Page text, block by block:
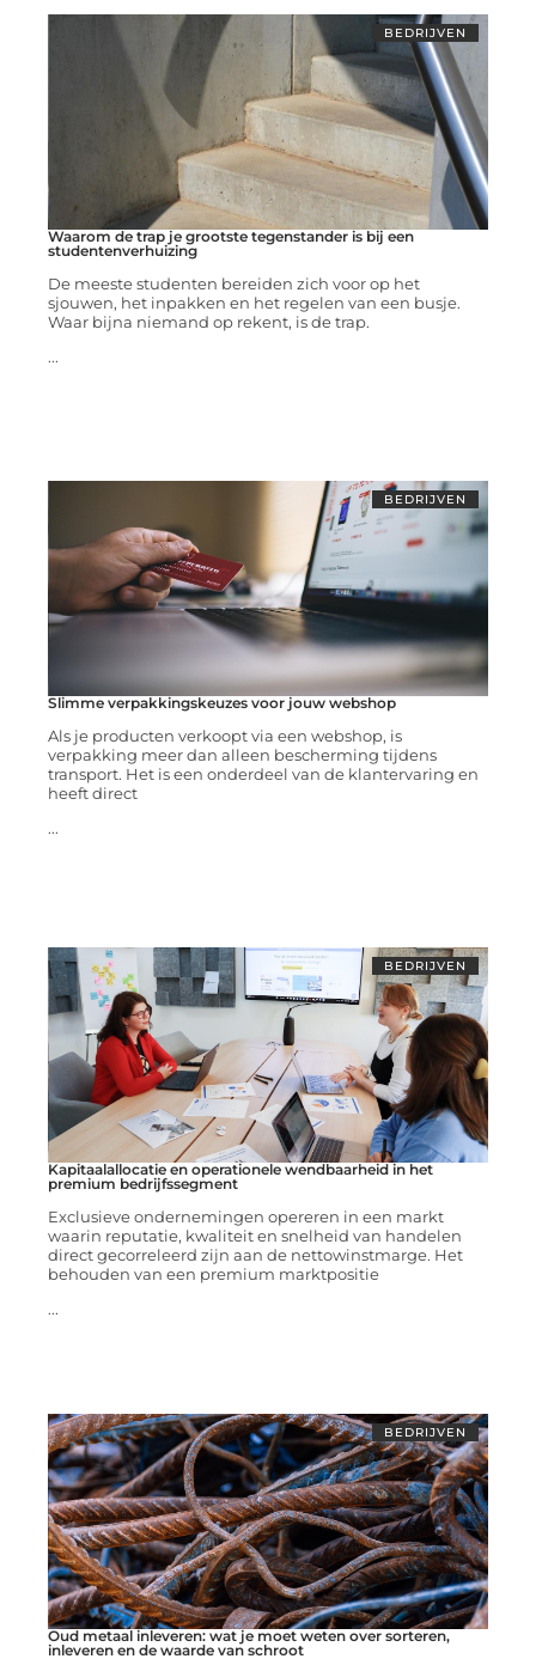
BEDRIJVEN
Waarom de trap je grootste tegenstander is bij een
studentenverhuizing
De meeste studenten bereiden zich voor op het
sjouwen, het inpakken en het regelen van een busje.
Waar bijna niemand op rekent, is de trap.
...
BEDRIJVEN
Slimme verpakkingskeuzes voor jouw webshop
Als je producten verkoopt via een webshop, is
verpakking meer dan alleen bescherming tijdens
transport. Het is een onderdeel van de klantervaring en
heeft direct
...
BEDRIJVEN
Kapitaalallocatie en operationele wendbaarheid in het
premium bedrijfssegment
Exclusieve ondernemingen opereren in een markt
waarin reputatie, kwaliteit en snelheid van handelen
direct gecorreleerd zijn aan de nettowinstmarge. Het
behouden van een premium marktpositie
...
BEDRIJVEN
Oud metaal inleveren: wat je moet weten over sorteren,
inleveren en de waarde van schroot